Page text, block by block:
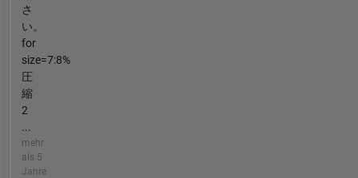
さ
い。
for
size=7:8%
圧
縮
2
...
mehr
als 5
Jahre